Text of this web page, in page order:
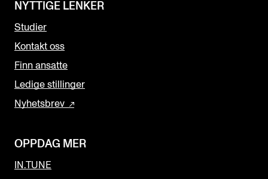
NYTTIGE LENKER
Studier
Kontakt oss
Finn ansatte
Ledige stillinger
Nyhetsbrev
OPPDAG MER
IN.TUNE